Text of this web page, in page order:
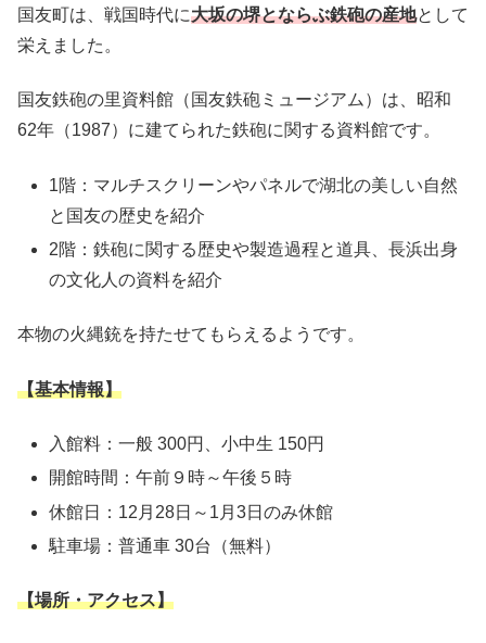
国友町は、戦国時代に大坂の堺とならぶ鉄砲の産地として
栄えました。
国友鉄砲の里資料館（国友鉄砲ミュージアム）は、昭和
62年（1987）に建てられた鉄砲に関する資料館です。
1階：マルチスクリーンやパネルで湖北の美しい自然
と国友の歴史を紹介
2階：鉄砲に関する歴史や製造過程と道具、長浜出身
の文化人の資料を紹介
本物の火縄銃を持たせてもらえるようです。
【基本情報】
入館料：一般 300円、小中生 150円
開館時間：午前９時～午後５時
休館日：12月28日～1月3日のみ休館
駐車場：普通車 30台（無料）
【場所・アクセス】